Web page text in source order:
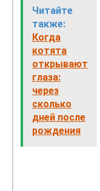
Читайте
также:
Когда
котята
открывают
глаза:
через
сколько
дней после
рождения